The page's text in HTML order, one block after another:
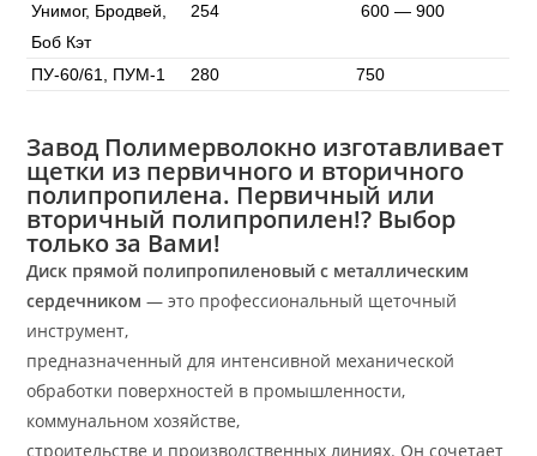
Унимог, Бродвей,
Боб Кэт
254 600 — 900
ПУ-60/61, ПУМ-1 280 750
Завод Полимерволокно изготавливает
щетки из первичного и вторичного
полипропилена. Первичный или
вторичный полипропилен!? Выбор
только за Вами!
Диск прямой полипропиленовый с металлическим
сердечником — это профессиональный щеточный
инструмент,
предназначенный для интенсивной механической
обработки поверхностей в промышленности,
коммунальном хозяйстве,
строительстве и производственных линиях. Он сочетает